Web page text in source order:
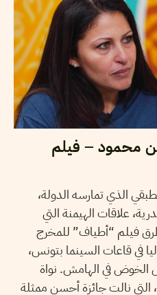
محمود – فيلم
الذي تمارسه الدولة،
علاقات الهيمنة التي
فيلم “أطياف” للمخرج
في قاعات السينما بتونس،
الخوض في الهامش. نواة
نالت جائزة أحسن ممثلة